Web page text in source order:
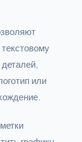
или